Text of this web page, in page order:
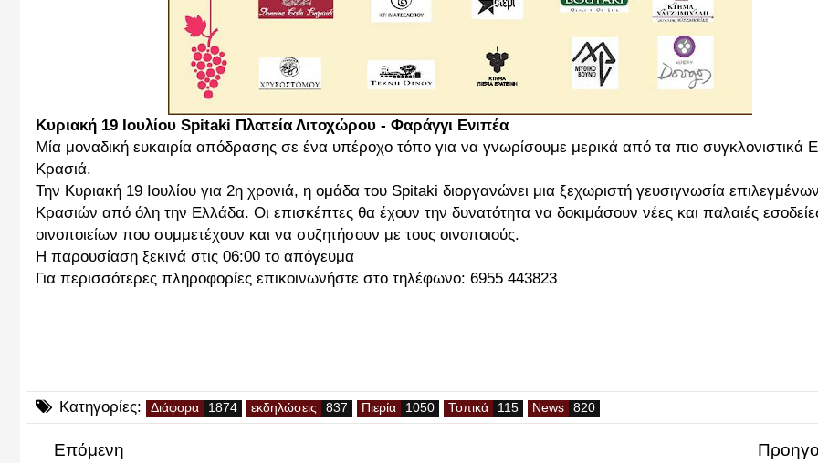
Κυριακή 19 Ιουλίου Spitaki Πλατεία Λιτοχώρου - Φαράγγι Ενιπέα
Μία μοναδική ευκαιρία απόδρασης σε ένα υπέροχο τόπο για να γνωρίσουμε μερικά από τα πιο συγκλονιστικά
Κρασιά.
Την Κυριακή 19 Ιουλίου για 2η χρονιά, η ομάδα του Spitaki διοργανώνει μια ξεχωριστή γευσιγνωσία επιλεγμένων
Κρασιών από όλη την Ελλάδα. Οι επισκέπτες θα έχουν την δυνατότητα να δοκιμάσουν νέες και παλαιές
οινοποιείων που συμμετέχουν και να συζητήσουν με τους οινοποιούς.
Η παρουσίαση ξεκινά στις 06:00 το απόγευμα
Για περισσότερες πληροφορίες επικοινωνήστε στο τηλέφωνο: 6955 443823
Κατηγορίες: Διάφορα εκδηλώσεις Πιερία Τοπικά News
Επόμενη